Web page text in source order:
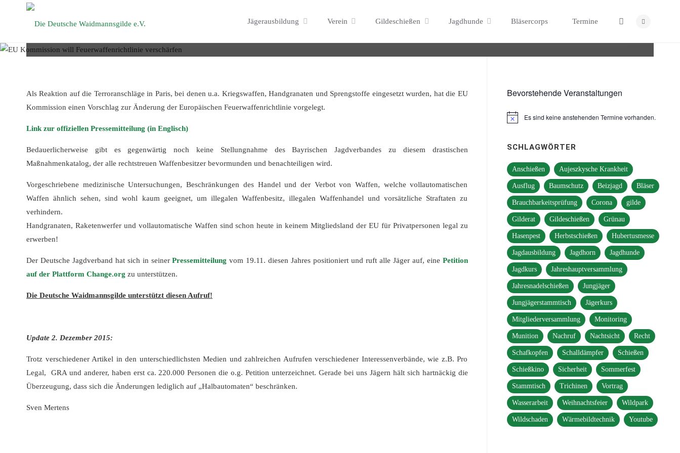
Jägerausbildung Verein Gildeschießen Jagdhunde Bläsercorps Termine
Als Reaktion auf die Terroranschläge in Paris, bei denen u.a. Kriegswaffen, Handgranaten und Sprengstoffe eingesetzt wurden, hat die EU
Kommission einen Vorschlag zur Änderung der Europäischen Feuerwaffenrichtlinie vorgelegt.
Link zur offiziellen Pressemitteilung (in Englisch)
Bedauerlicherweise gibt es gegenwärtig noch keine Stellungnahme des Bayrischen Jagdverbandes zu diesem drastischen
Maßnahmenkatalog, der alle rechtstreuen Waffenbesitzer bevormunden und benachteiligen wird.
Vorgeschriebene medizinische Untersuchungen, Beschränkungen des Handel und der Verbot von Waffen, welche vollautomatischen
Waffen ähnlich sehen, sind wohl kaum geeignet, um illegalen Waffenbesitz, illegalen Waffenhandel und vorsätzliche Straftaten zu
verhindern.
Handgranaten, Raketenwerfer und vollautomatische Waffen sind schon heute in keinem Mitgliedsland der EU für Privatpersonen legal zu
erwerben!
Der Deutsche Jagdverband hat sich in seinerPressemitteilung vom 19.11. diesen Jahres positioniert und ruft alle Jäger auf, eine Petition
auf der Plattform Change.org zu unterstützen.
Die Deutsche Waidmannsgilde unterstützt diesen Aufruf!
Update 2. Dezember 2015:
Trotz verschiedener Artikel in den unterschiedlichsten Medien und zahlreichen Aufrufen verschiedener Interessenverbände, wie z.B. Pro
Legal, GRA und anderer, haben erst ca. 220.000 Personen die o.g. Petition unterzeichnet. Gerade bei uns Jägern hält sich hartnäckig die
Überzeugung, dass sich die Änderungen lediglich auf „Halbautomaten“ beschränken.
Sven Mertens
Bevorstehende Veranstaltungen
HinweisEs sind keine anstehenden Termine vorhanden.
SCHLAGWÖRTER
Anschießen Aujeszkysche Krankheit
Ausflug Baumschutz Beizjagd Bläser
Brauchbarkeitsprüfung Corona gilde
Gilderat Gildeschießen Grünau
Hasenpest Herbstschießen Hubertusmesse
Jagdausbildung Jagdhorn Jagdhunde
Jagdkurs Jahreshauptversammlung
Jahresnadelschießen Jungjäger
Jungjägerstammtisch Jägerkurs
Mitgliederversammlung Monitoring
Munition Nachruf Nachtsicht Recht
Schafkopfen Schalldämpfer Schießen
Schießkino Sicherheit Sommerfest
Stammtisch Trichinen Vortrag
Wasserarbeit Weihnachtsfeier Wildpark
Wildschaden Wärmebildtechnik Youtube